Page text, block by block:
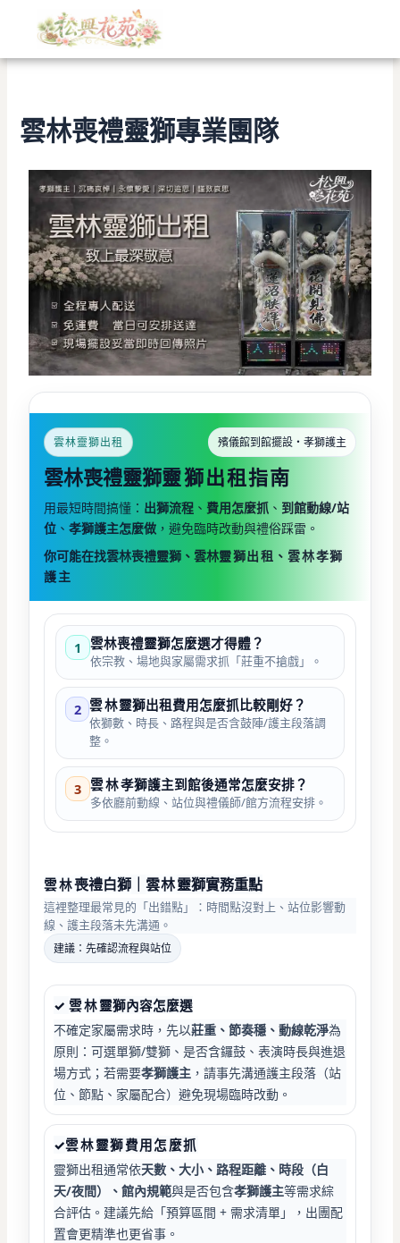
類
雲林喪禮靈獅專業團隊
雲林靈獅出租 殯儀館到館擺設・孝獅護主
雲林喪禮靈獅靈獅出租指南
用最短時間搞懂： 出獅流程 、 費用怎麼抓 、 到館動線/站
位 、孝獅護主怎麼做 ，避免臨時改動與禮俗踩雷。
你可能在找雲林喪禮靈獅、雲林靈獅出租、雲林孝獅
護主
1 雲林喪禮靈獅怎麼選才得體？
依宗教、場地與家屬需求抓「莊重不搶戲」。
2 雲林靈獅出租費用怎麼抓比較剛好？
依獅數、時長、路程與是否含鼓陣/護主段落調
整。
3 雲林孝獅護主到館後通常怎麼安排？
多依廳前動線、站位與禮儀師/館方流程安排。
雲林喪禮白獅｜ 雲林靈獅實務重點
這裡整理最常見的「出錯點」：時間點沒對上、站位影響動
線、護主段落未先溝通。
建議：先確認流程與站位
✓雲林靈獅內容怎麼選
不確定家屬需求時，先以莊重、節奏穩、動線乾淨為
原則：可選單獅/雙獅、是否含鑼鼓、表演時長與進退
場方式；若需要孝獅護主 ，請事先溝通護主段落（站
位、節點、家屬配合）避免現場臨時改動。
✓雲林靈獅費用怎麼抓
靈獅出租通常依天數、大小、路程距離、時段（白
天/夜間）、館內規範與是否包含孝獅護主等需求綜
合評估。建議先給「預算區間 + 需求清單」，出團配
置會更精準也更省事。